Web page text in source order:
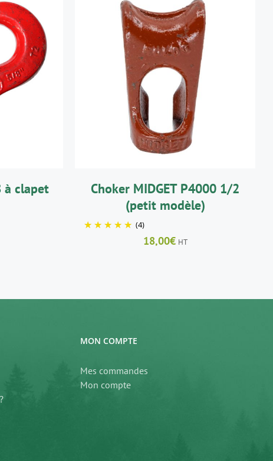
/
à clapet
AJOUTER AU PANIER
DÉTAILS
Choker MIDGET P4000 1/2
(petit modèle)
(4)
18,00€ HT
MON COMPTE
Mes commandes
Mon compte